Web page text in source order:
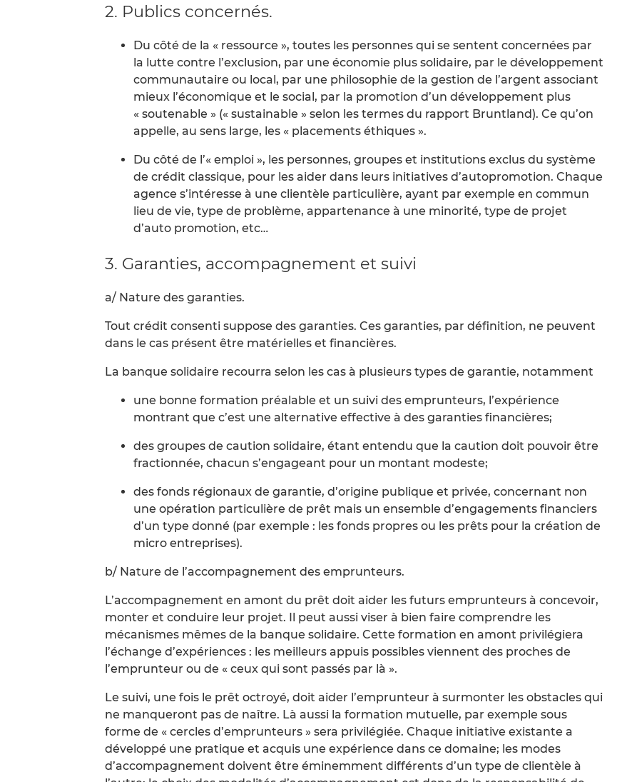
2. Publics concernés.
Du côté de la « ressource », toutes les personnes qui se sentent concernées par
la lutte contre l’exclusion, par une économie plus solidaire, par le développement
communautaire ou local, par une philosophie de la gestion de l’argent associant
mieux l’économique et le social, par la promotion d’un développement plus
« soutenable » (« sustainable » selon les termes du rapport Bruntland). Ce qu’on
appelle, au sens large, les « placements éthiques ».
Du côté de l’« emploi », les personnes, groupes et institutions exclus du système
de crédit classique, pour les aider dans leurs initiatives d’autopromotion. Chaque
agence s’intéresse à une clientèle particulière, ayant par exemple en commun
lieu de vie, type de problème, appartenance à une minorité, type de projet
d’auto promotion, etc…
3. Garanties, accompagnement et suivi
a/ Nature des garanties.
Tout crédit consenti suppose des garanties. Ces garanties, par définition, ne peuvent
dans le cas présent être matérielles et financières.
La banque solidaire recourra selon les cas à plusieurs types de garantie, notamment
une bonne formation préalable et un suivi des emprunteurs, l’expérience
montrant que c’est une alternative effective à des garanties financières;
des groupes de caution solidaire, étant entendu que la caution doit pouvoir être
fractionnée, chacun s’engageant pour un montant modeste;
des fonds régionaux de garantie, d’origine publique et privée, concernant non
une opération particulière de prêt mais un ensemble d’engagements financiers
d’un type donné (par exemple : les fonds propres ou les prêts pour la création de
micro entreprises).
b/ Nature de l’accompagnement des emprunteurs.
L’accompagnement en amont du prêt doit aider les futurs emprunteurs à concevoir,
monter et conduire leur projet. Il peut aussi viser à bien faire comprendre les
mécanismes mêmes de la banque solidaire. Cette formation en amont privilégiera
l’échange d’expériences : les meilleurs appuis possibles viennent des proches de
l’emprunteur ou de « ceux qui sont passés par là ».
Le suivi, une fois le prêt octroyé, doit aider l’emprunteur à surmonter les obstacles qui
ne manqueront pas de naître. Là aussi la formation mutuelle, par exemple sous
forme de « cercles d’emprunteurs » sera privilégiée. Chaque initiative existante a
développé une pratique et acquis une expérience dans ce domaine; les modes
d’accompagnement doivent être éminemment différents d’un type de clientèle à